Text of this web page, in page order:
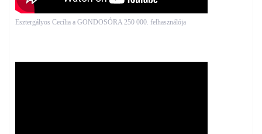
Esztergályos Cecília a GONDOSÓRA 250 000. felhasználója